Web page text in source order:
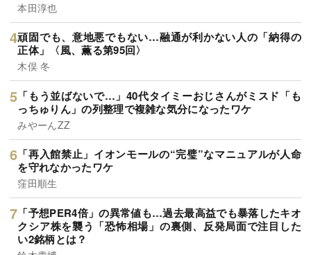
本田淳也
頑固でも、意地悪でもない…融通が利かない人の「納得の
正体」〈風、薫る第95回〉
木俣 冬
「もう並ばないで…」40代タイミーおじさんがミスド「も
っちゅりん」の列整理で複雑な気分になったワケ
みやーんZZ
「再入館禁止」イオンモールの“完璧”なマニュアルが人命
を守れなかったワケ
窪田順生
「予想PER4倍」の異常値も…過去最高益でも暴落したキオ
クシア株を襲う「恐怖相場」の裏側、反発局面で注目した
い2銘柄とは？